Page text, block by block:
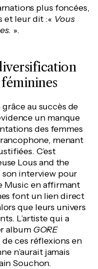
plus foncées,
et leur dit :« Vous
».
grâce au succès de
un manque
des femmes
menant
C’est
Lous and the
son interview pour
Music en affirmant
font un lien direct
que leurs univers
L’artiste qui a
album GORE
ces réflexions en
n’aurait jamais
Souchon.